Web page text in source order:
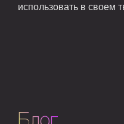
использовать в своем